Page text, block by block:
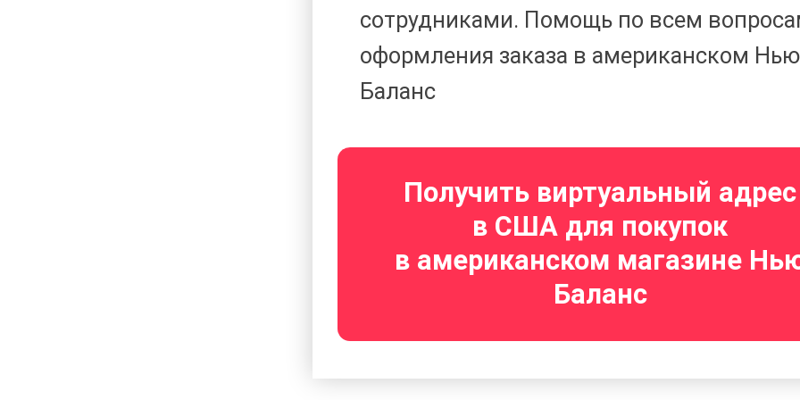
сотрудниками. Помощь по всем
оформления заказа в американском Нью
Баланс
Получить виртуальный адрес
в США для покупок
в американском магазине
Баланс